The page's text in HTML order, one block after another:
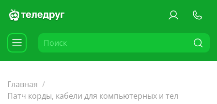
Главная
Патч корды, кабели для компьютерных и тел